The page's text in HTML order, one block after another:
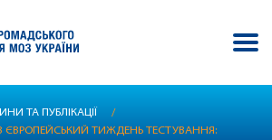
ТА ПУБЛІКАЦІЇ
/
ЄВРОПЕЙСЬКИЙ ТИЖДЕНЬ ТЕСТУВАННЯ: